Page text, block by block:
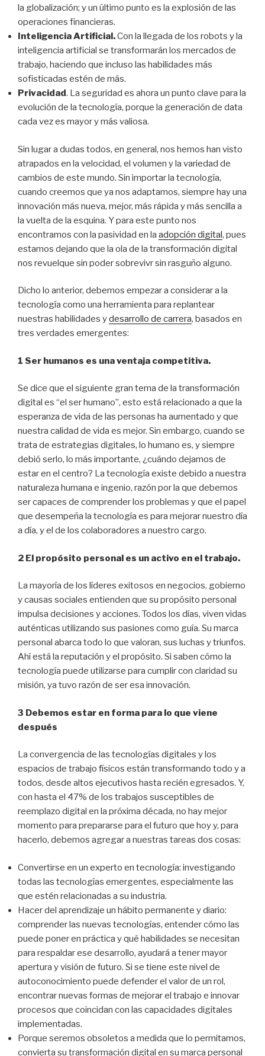
la globalización; y un último punto es la explosión de las
operaciones financieras.
Inteligencia Artificial.Con la llegada de los robots y la
inteligencia artificial se transformarán los mercados de
trabajo, haciendo que incluso las habilidades más
sofisticadas estén de más.
Privacidad. La seguridad es ahora un punto clave para la
evolución de la tecnología, porque la generación de data
cada vez es mayor y más valiosa.
Sin lugar a dudas todos, en general, nos hemos han visto
atrapados en la velocidad, el volumen y la variedad de
cambios de este mundo. Sin importar la tecnología,
cuando creemos que ya nos adaptamos, siempre hay una
innovación más nueva, mejor, más rápida y más sencilla a
la vuelta de la esquina. Y para este punto nos
encontramos con la pasividad en la adopción digital, pues
estamos dejando que la ola de la transformación digital
nos revuelque sin poder sobrevivr sin rasguño alguno.
Dicho lo anterior, debemos empezar a considerar a la
tecnología como una herramienta para replantear
nuestras habilidades ydesarrollo de carrera, basados en
tres verdades emergentes:
1 Ser humanos es una ventaja competitiva.
Se dice que el siguiente gran tema de la transformación
digital es “el ser humano”, esto está relacionado a que la
esperanza de vida de las personas ha aumentado y que
nuestra calidad de vida es mejor. Sin embargo, cuando se
trata de estrategias digitales, lo humano es, y siempre
debió serlo, lo más importante, ¿cuándo dejamos de
estar en el centro? La tecnología existe debido a nuestra
naturaleza humana e ingenio, razón por la que debemos
ser capaces de comprender los problemas y que el papel
que desempeña la tecnología es para mejorar nuestro día
a día, y el de los colaboradores a nuestro cargo.
2 El propósito personal es un activo en el trabajo.
La mayoría de los líderes exitosos en negocios, gobierno
y causas sociales entienden que su propósito personal
impulsa decisiones y acciones. Todos los días, viven vidas
auténticas utilizando sus pasiones como guía. Su marca
personal abarca todo lo que valoran, sus luchas y triunfos.
Ahí está la reputación y el propósito. Si saben cómo la
tecnología puede utilizarse para cumplir con claridad su
misión, ya tuvo razón de ser esa innovación.
3 Debemos estar en forma para lo que viene
después
La convergencia de las tecnologías digitales y los
espacios de trabajo físicos están transformando todo y a
todos, desde altos ejecutivos hasta recién egresados. Y,
con hasta el 47% de los trabajos susceptibles de
reemplazo digital en la próxima década, no hay mejor
momento para prepararse para el futuro que hoy y, para
hacerlo, debemos agregar a nuestras tareas dos cosas:
Convertirse en un experto en tecnología: investigando
todas las tecnologías emergentes, especialmente las
que estén relacionadas a su industria.
Hacer del aprendizaje un hábito permanente y diario:
comprender las nuevas tecnologías, entender cómo las
puede poner en práctica y qué habilidades se necesitan
para respaldar ese desarrollo, ayudará a tener mayor
apertura y visión de futuro. Si se tiene este nivel de
autoconocimiento puede defender el valor de un rol,
encontrar nuevas formas de mejorar el trabajo e innovar
procesos que coincidan con las capacidades digitales
implementadas.
Porque seremos obsoletos a medida que lo permitamos,
convierta su transformación digital en su marca personal